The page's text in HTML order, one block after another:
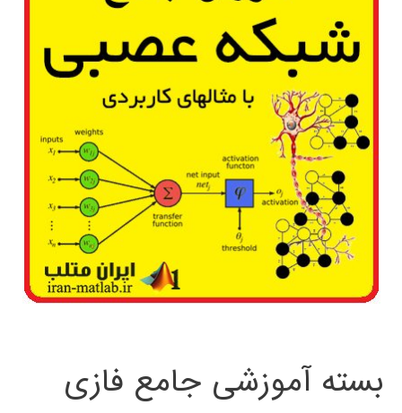
بسته آموزشی جامع فازی